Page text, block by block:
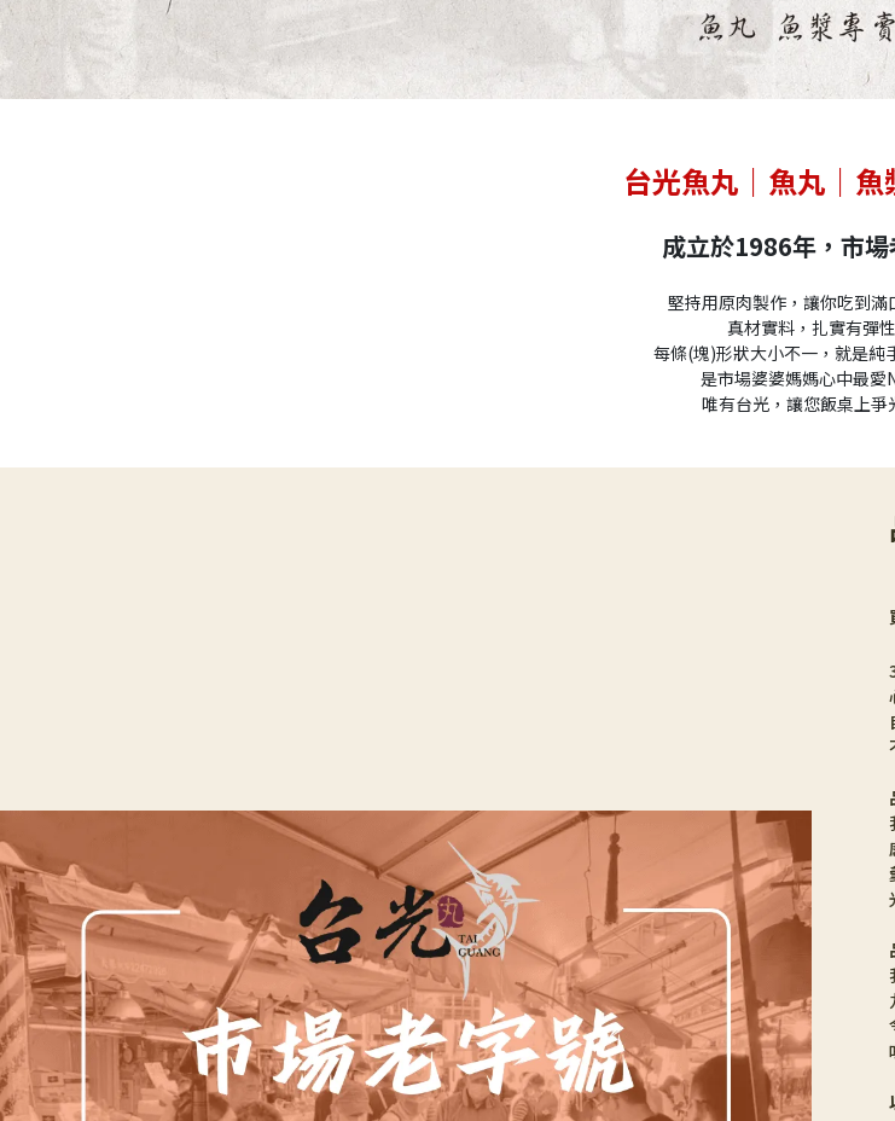
台光魚丸｜魚丸｜魚
成立於1986年，市
堅持用原肉製作，讓你吃到滿
真材實料，扎實有彈性
每條(塊)形狀大小不一，就是純
是市場婆婆媽媽心中最愛
唯有台光，讓您飯桌上爭